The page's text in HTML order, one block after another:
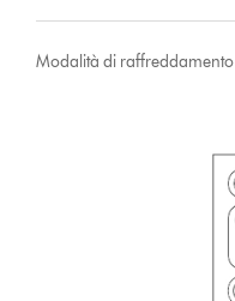
Modalità di raffreddamento